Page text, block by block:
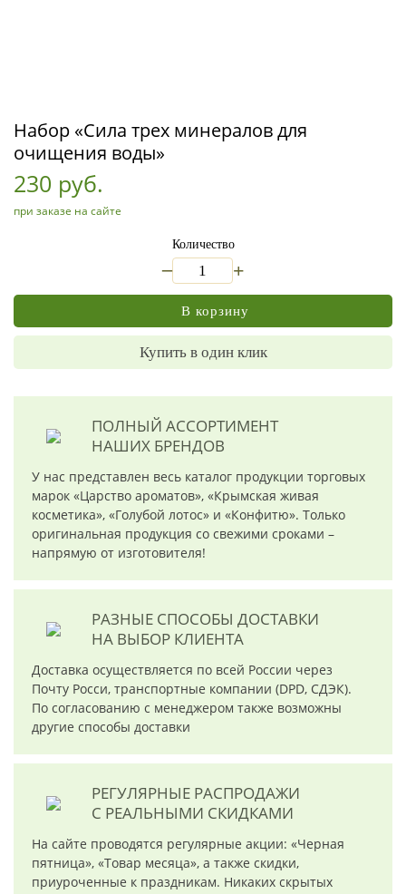
Набор «Сила трех минералов для
очищения воды»
230 руб.
при заказе на сайте
Количество
+
В корзину
Купить в один клик
ПОЛНЫЙ АССОРТИМЕНТ
НАШИХ БРЕНДОВ
У нас представлен весь каталог продукции торговых
марок «Царство ароматов», «Крымская живая
косметика», «Голубой лотос» и «Конфитю». Только
оригинальная продукция со свежими сроками –
напрямую от изготовителя!
РАЗНЫЕ СПОСОБЫ ДОСТАВКИ
НА ВЫБОР КЛИЕНТА
Доставка осуществляется по всей России через
Почту Росси, транспортные компании (DPD, СДЭК).
По согласованию с менеджером также возможны
другие способы доставки
РЕГУЛЯРНЫЕ РАСПРОДАЖИ
С РЕАЛЬНЫМИ СКИДКАМИ
На сайте проводятся регулярные акции: «Черная
пятница», «Товар месяца», а также скидки,
приуроченные к праздникам. Никаких скрытых